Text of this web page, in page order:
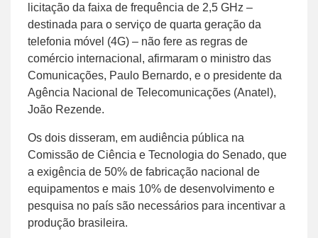
licitação da faixa de frequência de 2,5 GHz –
destinada para o serviço de quarta geração da
telefonia móvel (4G) – não fere as regras de
comércio internacional, afirmaram o ministro das
Comunicações, Paulo Bernardo, e o presidente da
Agência Nacional de Telecomunicações (Anatel),
João Rezende.
Os dois disseram, em audiência pública na
Comissão de Ciência e Tecnologia do Senado, que
a exigência de 50% de fabricação nacional de
equipamentos e mais 10% de desenvolvimento e
pesquisa no país são necessários para incentivar a
produção brasileira.